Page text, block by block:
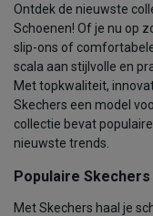
Ontdek de nieuwste
Schoenen! Of je nu op
slip-ons of
scala aan stijlvolle en
Met topkwaliteit,
Skechers een model
collectie bevat
nieuwste trends.
Populaire
Met Skechers haal je